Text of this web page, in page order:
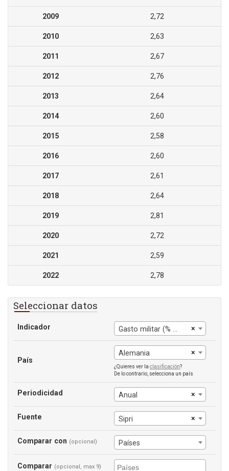
2009 2,72
2010 2,63
2011 2,67
2012 2,76
2013 2,64
2014 2,60
2015 2,58
2016 2,60
2017 2,61
2018 2,64
2019 2,81
2020 2,72
2021 2,59
2022 2,78
Seleccionar datos
Indicador ×
Gasto militar (% del gasto del gobierno general)
País
×
Alemania
¿Quieres ver laclasificación?
De lo contrario, selecciona un país
Periodicidad ×
Anual
Fuente ×
Sipri
Comparar con (opcional) Países
Comparar (opcional, max 9)